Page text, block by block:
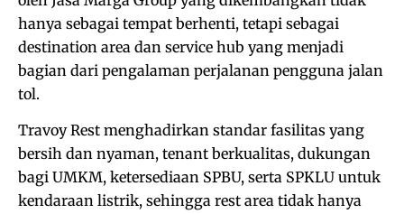
hanya sebagai tempat berhenti, tetapi sebagai
destination area dan service hub yang menjadi
bagian dari pengalaman perjalanan pengguna jalan
tol.
Travoy Rest menghadirkan standar fasilitas yang
bersih dan nyaman, tenant berkualitas, dukungan
bagi UMKM, ketersediaan SPBU, serta SPKLU untuk
kendaraan listrik, sehingga rest area tidak hanya